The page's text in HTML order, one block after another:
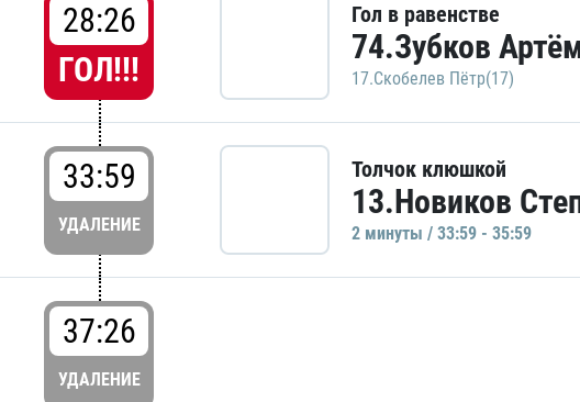
28:26
ГОЛ!!!
Гол в равенстве
74.Зубков
17.Скобелев Пётр(17)
33:59
УДАЛЕНИЕ
Толчок клюшкой
13.Новиков
2 минуты / 33:59 - 35:59
37:26
УДАЛЕНИЕ